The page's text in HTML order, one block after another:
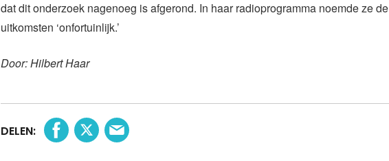
dat dit onderzoek nagenoeg is afgerond. In haar radioprogramma noemde ze de
uitkomsten ‘onfortuinlijk.’
Door: Hilbert Haar
DELEN: